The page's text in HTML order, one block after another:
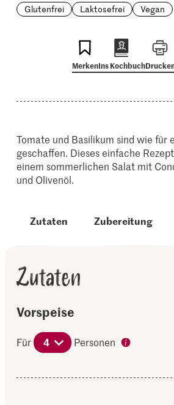
Glutenfrei
Laktosefrei Vegan
MerkenIns Kochbuch
Tomate und Basilikum sind wie für
geschaffen. Dieses einfache
einem sommerlichen Salat mit
und Olivenöl.
Zutaten Zubereitung
Zutaten
Vorspeise
Für 4 Personen